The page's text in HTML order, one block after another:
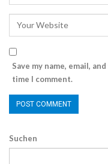
Save my name, email,
time I comment.
Suchen